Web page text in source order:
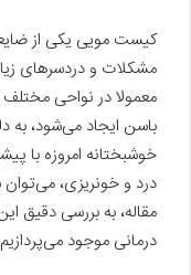
کیست مویی یکی از
مشکلات و دردسرهای
معمولا در نواحی
باسن ایجاد می‌شود،
خوشبختانه امروزه با
درد و خونریزی،
مقاله، به بررسی دقیق
درمانی موجود